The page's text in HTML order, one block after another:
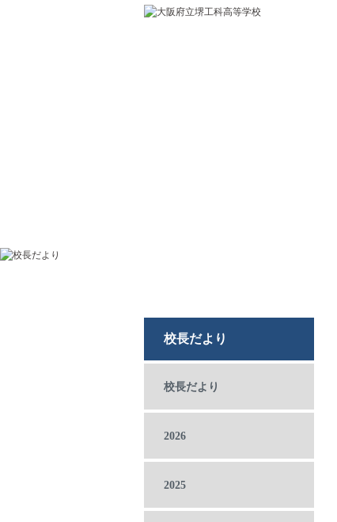
校長だより
校長だより
2026
2025